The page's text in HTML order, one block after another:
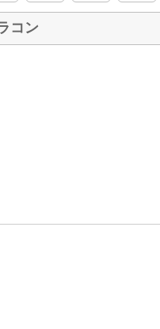
コン